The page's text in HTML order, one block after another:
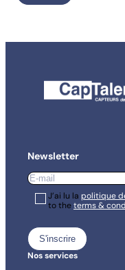
Nos services
Newsletter
E-
mail*
RGPD*
J’ai lu la politique
to theterms &